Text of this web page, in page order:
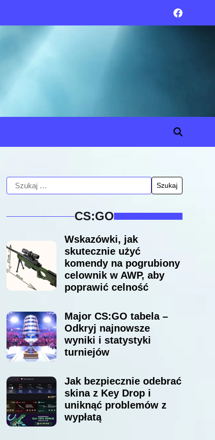
CS:GO
Wskazówki, jak
skutecznie użyć
komendy na pogrubiony
celownik w AWP, aby
poprawić celność
Major CS:GO tabela –
Odkryj najnowsze
wyniki i statystyki
turniejów
Jak bezpiecznie odebrać
skina z Key Drop i
uniknąć problemów z
wypłatą